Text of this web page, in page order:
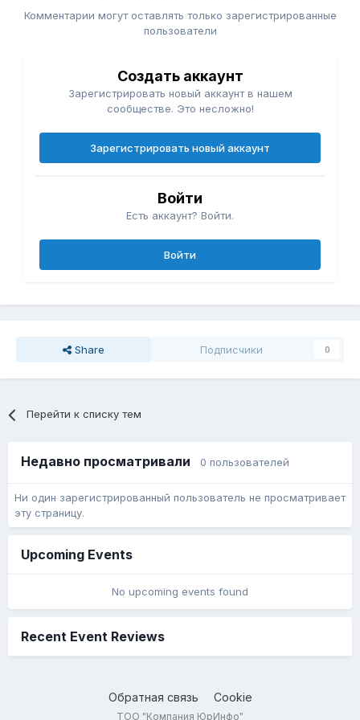
Комментарии могут оставлять только зарегистрированные
пользователи
Создать аккаунт
Зарегистрировать новый аккаунт в нашем
сообществе. Это несложно!
Зарегистрировать новый аккаунт
Войти
Есть аккаунт? Войти.
Войти
Share Подписчики 0
Перейти к списку тем
Недавно просматривали 0 пользователей
Ни один зарегистрированный пользователь не просматривает
эту страницу.
Upcoming Events
No upcoming events found
Recent Event Reviews
Обратная связь Cookie
ТОО "Компания ЮрИнфо"